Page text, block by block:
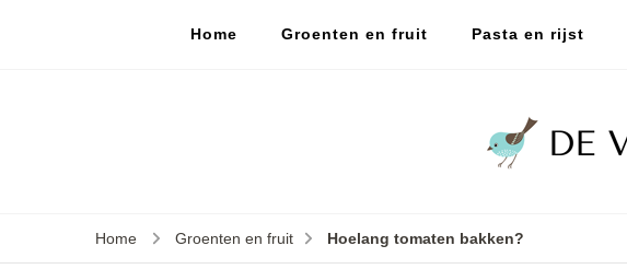
Home Groenten en fruit Pasta en rijst
Home Groenten en fruit Hoelang tomaten bakken?